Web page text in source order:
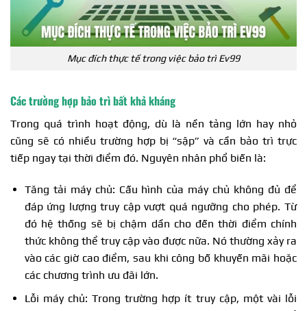
Mục đích thực tế trong việc bảo trì Ev99
Các trường hợp bảo trì bất khả kháng
Trong quá trình hoạt động, dù là nền tảng lớn hay nhỏ
cũng sẽ có nhiều trường hợp bị “sập” và cần bảo trì trực
tiếp ngay tại thời điểm đó. Nguyên nhân phổ biến là:
Tăng tải máy chủ: Cấu hình của máy chủ không đủ để
đáp ứng lượng truy cập vượt quá ngưỡng cho phép. Từ
đó hệ thống sẽ bị chậm dần cho đến thời điểm chính
thức không thể truy cập vào được nữa. Nó thường xảy ra
vào các giờ cao điểm, sau khi công bố khuyến mãi hoặc
các chương trình ưu đãi lớn.
Lỗi máy chủ: Trong trường hợp ít truy cập, một vài lỗi